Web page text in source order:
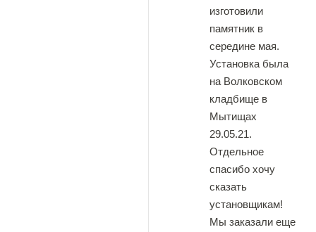
изготовили
памятник в
середине мая.
Установка была
на Волковском
кладбище в
Мытищах
29.05.21.
Отдельное
спасибо хочу
сказать
установщикам!
Мы заказали еще